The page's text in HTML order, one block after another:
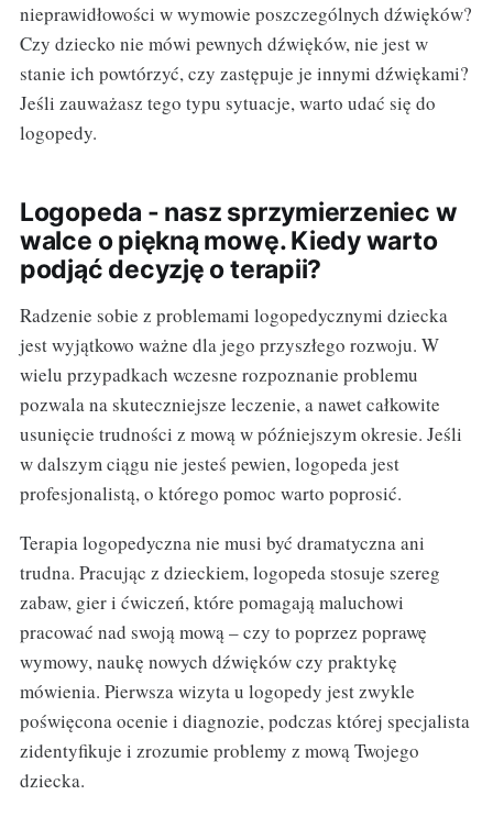
nieprawidłowości w wymowie poszczególnych dźwięków?
Czy dziecko nie mówi pewnych dźwięków, nie jest w
stanie ich powtórzyć, czy zastępuje je innymi dźwiękami?
Jeśli zauważasz tego typu sytuacje, warto udać się do
logopedy.
Logopeda - nasz sprzymierzeniec w
walce o piękną mowę. Kiedy warto
podjąć decyzję o terapii?
Radzenie sobie z problemami logopedycznymi dziecka
jest wyjątkowo ważne dla jego przyszłego rozwoju. W
wielu przypadkach wczesne rozpoznanie problemu
pozwala na skuteczniejsze leczenie, a nawet całkowite
usunięcie trudności z mową w późniejszym okresie. Jeśli
w dalszym ciągu nie jesteś pewien, logopeda jest
profesjonalistą, o którego pomoc warto poprosić.
Terapia logopedyczna nie musi być dramatyczna ani
trudna. Pracując z dzieckiem, logopeda stosuje szereg
zabaw, gier i ćwiczeń, które pomagają maluchowi
pracować nad swoją mową – czy to poprzez poprawę
wymowy, naukę nowych dźwięków czy praktykę
mówienia. Pierwsza wizyta u logopedy jest zwykle
poświęcona ocenie i diagnozie, podczas której specjalista
zidentyfikuje i zrozumie problemy z mową Twojego
dziecka.